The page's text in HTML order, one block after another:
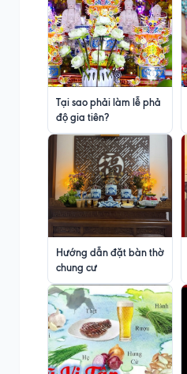
Tại sao phải làm lễ phả
độ gia tiên?
Hướng dẫn đặt bàn thờ
chung cư